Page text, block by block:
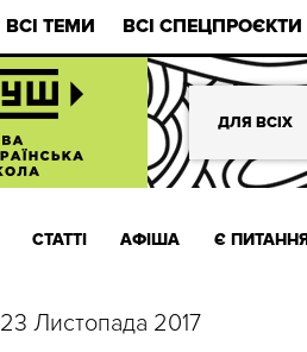
ВСІ ТЕМИ ВСІ СПЕЦПРОЄКТИ
ДЛЯ ВСІХ
СТАТТІ АФІША Є
23 Листопада 2017